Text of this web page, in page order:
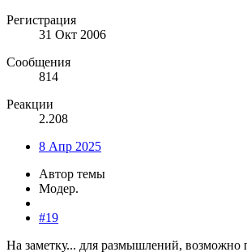
Регистрация
31 Окт 2006
Сообщения
814
Реакции
2.208
8 Апр 2025
Автор темы
Модер.
#19
На заметку... для размышлений, возможно